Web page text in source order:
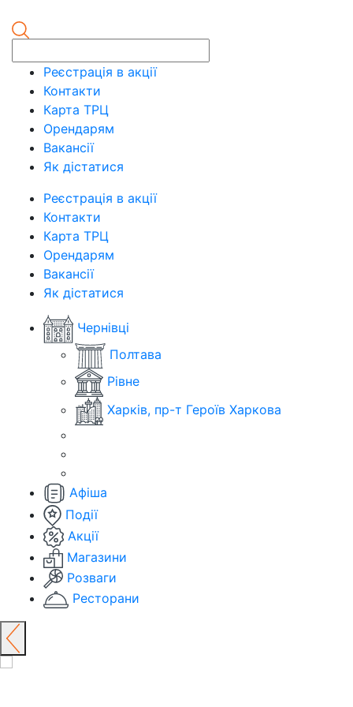
Реєстрація в акції
Контакти
Карта ТРЦ
Орендарям
Вакансії
Як дістатися
Реєстрація в акції
Контакти
Карта ТРЦ
Орендарям
Вакансії
Як дістатися
Чернівці
Полтава
Рівне
Харків, пр-т Героїв Харкова
Афіша
Події
Акції
Магазини
Розваги
Ресторани